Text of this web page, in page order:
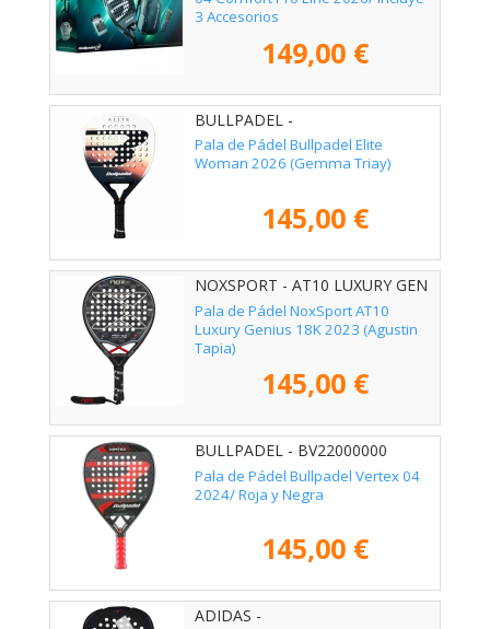
3 Accesorios
149,00 €
BULLPADEL -
Pala de Pádel Bullpadel Elite
Woman 2026 (Gemma Triay)
145,00 €
NOXSPORT - AT10 LUXURY GEN
Pala de Pádel NoxSport AT10
Luxury Genius 18K 2023 (Agustin
Tapia)
145,00 €
BULLPADEL - BV22000000
Pala de Pádel Bullpadel Vertex 04
2024/ Roja y Negra
145,00 €
ADIDAS -